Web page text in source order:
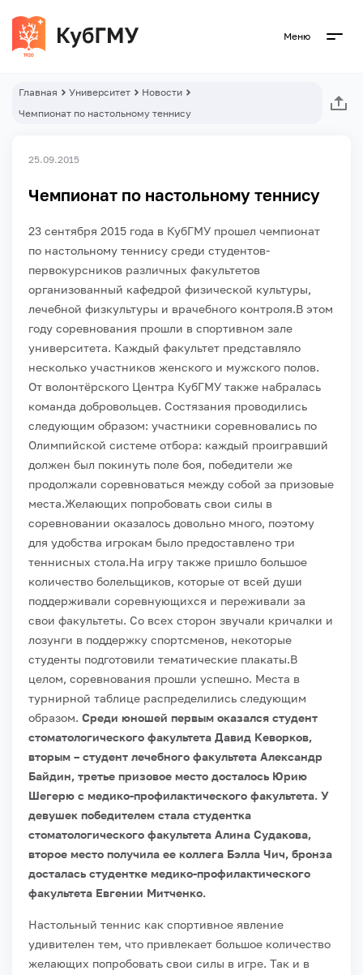
Меню
Главная Университет
Новости
Чемпионат по настольному теннису
25.09.2015
Чемпионат по настольному теннису
23 сентября 2015 года в КубГМУ прошел чемпионат
по настольному теннису среди студентов-
первокурсников различных факультетов
организованный кафедрой физической культуры,
лечебной физкультуры и врачебного контроля.В этом
году соревнования прошли в спортивном зале
университета. Каждый факультет представляло
несколько участников женского и мужского полов.
От волонтёрского Центра КубГМУ также набралась
команда добровольцев. Состязания проводились
следующим образом: участники соревновались по
Олимпийской системе отбора: каждый проигравший
должен был покинуть поле боя, победители же
продолжали соревноваться между собой за призовые
места.Желающих попробовать свои силы в
соревновании оказалось довольно много, поэтому
для удобства игрокам было предоставлено три
теннисных стола.На игру также пришло большое
количество болельщиков, которые от всей души
поддерживали соревнующихся и переживали за
свои факультеты. Со всех сторон звучали кричалки и
лозунги в поддержку спортсменов, некоторые
студенты подготовили тематические плакаты.В
целом, соревнования прошли успешно. Места в
турнирной таблице распределились следующим
образом. Среди юношей первым оказался студент
стоматологического факультета Давид Кеворков,
вторым – студент лечебного факультета Александр
Байдин, третье призовое место досталось Юрию
Шегерю с медико-профилактического факультета. У
девушек победителем стала студентка
стоматологического факультета Алина Судакова,
второе место получила ее коллега Бэлла Чич, бронза
досталась студентке медико-профилактического
факультета Евгении Митченко.
Настольный теннис как спортивное явление
удивителен тем, что привлекает большое количество
желающих попробовать свои силы в игре. Так и в